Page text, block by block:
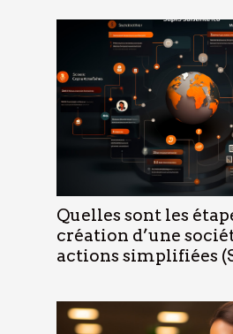
Quelles sont les
création d’une
actions simplifiées